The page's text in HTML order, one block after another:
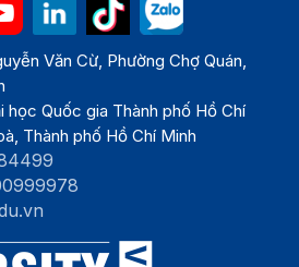
Văn Cừ, Phường Chợ Quán,
học Quốc gia Thành phố Hồ Chí
Thành phố Hồ Chí Minh